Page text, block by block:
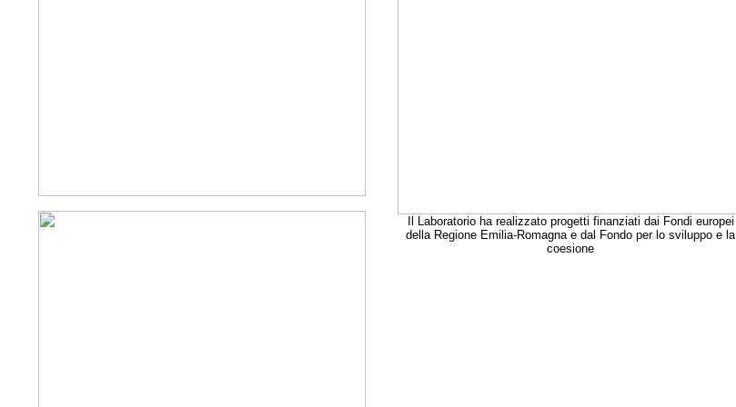
Il Laboratorio ha realizzato progetti finanziati dai Fondi europei
della Regione Emilia-Romagna e dal Fondo per lo sviluppo e la
coesione